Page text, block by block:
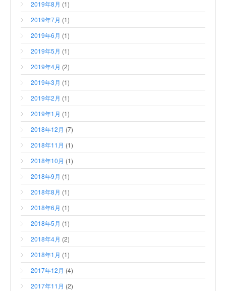
2019年8月 (1)
2019年7月 (1)
2019年6月 (1)
2019年5月 (1)
2019年4月 (2)
2019年3月 (1)
2019年2月 (1)
2019年1月 (1)
2018年12月 (7)
2018年11月 (1)
2018年10月 (1)
2018年9月 (1)
2018年8月 (1)
2018年6月 (1)
2018年5月 (1)
2018年4月 (2)
2018年1月 (1)
2017年12月 (4)
2017年11月 (2)